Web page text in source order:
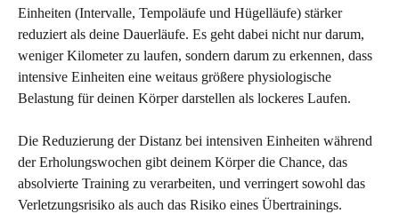
Einheiten (Intervalle, Tempoläufe und Hügelläufe) stärker
reduziert als deine Dauerläufe. Es geht dabei nicht nur darum,
weniger Kilometer zu laufen, sondern darum zu erkennen, dass
intensive Einheiten eine weitaus größere physiologische
Belastung für deinen Körper darstellen als lockeres Laufen.
Die Reduzierung der Distanz bei intensiven Einheiten während
der Erholungswochen gibt deinem Körper die Chance, das
absolvierte Training zu verarbeiten, und verringert sowohl das
Verletzungsrisiko als auch das Risiko eines Übertrainings.